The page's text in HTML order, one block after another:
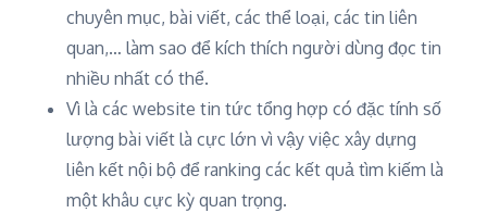
chuyên mục, bài viết, các thể loại, các tin liên
quan,… làm sao để kích thích người dùng đọc tin
nhiều nhất có thể.
Vì là các website tin tức tổng hợp có đặc tính số
lượng bài viết là cực lớn vì vậy việc xây dựng
liên kết nội bộ để ranking các kết quả tìm kiếm là
một khâu cực kỳ quan trọng.